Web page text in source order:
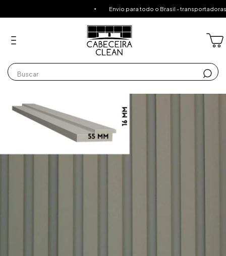
Envio para todo o Brasil - transportadoras